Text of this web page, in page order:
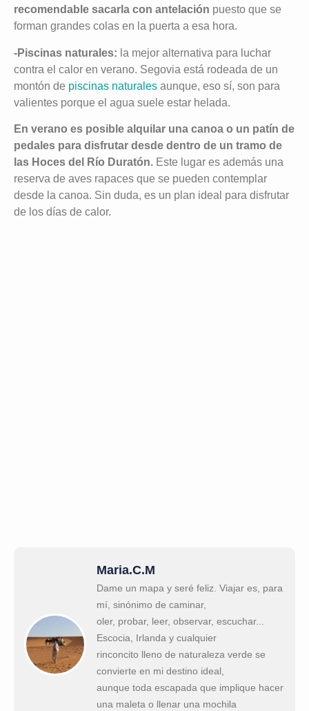
recomendable sacarla con antelación puesto que se
forman grandes colas en la puerta a esa hora.
-Piscinas naturales: la mejor alternativa para luchar
contra el calor en verano. Segovia está rodeada de un
montón de piscinas naturales aunque, eso sí, son para
valientes porque el agua suele estar helada.
En verano es posible alquilar una canoa o un patín de
pedales para disfrutar desde dentro de un tramo de
las Hoces del Río Duratón. Este lugar es además una
reserva de aves rapaces que se pueden contemplar
desde la canoa. Sin duda, es un plan ideal para disfrutar
de los días de calor.
Maria.C.M
Dame un mapa y seré feliz. Viajar es, para
mí, sinónimo de caminar,
oler, probar, leer, observar, escuchar...
Escocia, Irlanda y cualquier
rinconcito lleno de naturaleza verde se
convierte en mi destino ideal,
aunque toda escapada que implique hacer
una maleta o llenar una mochila